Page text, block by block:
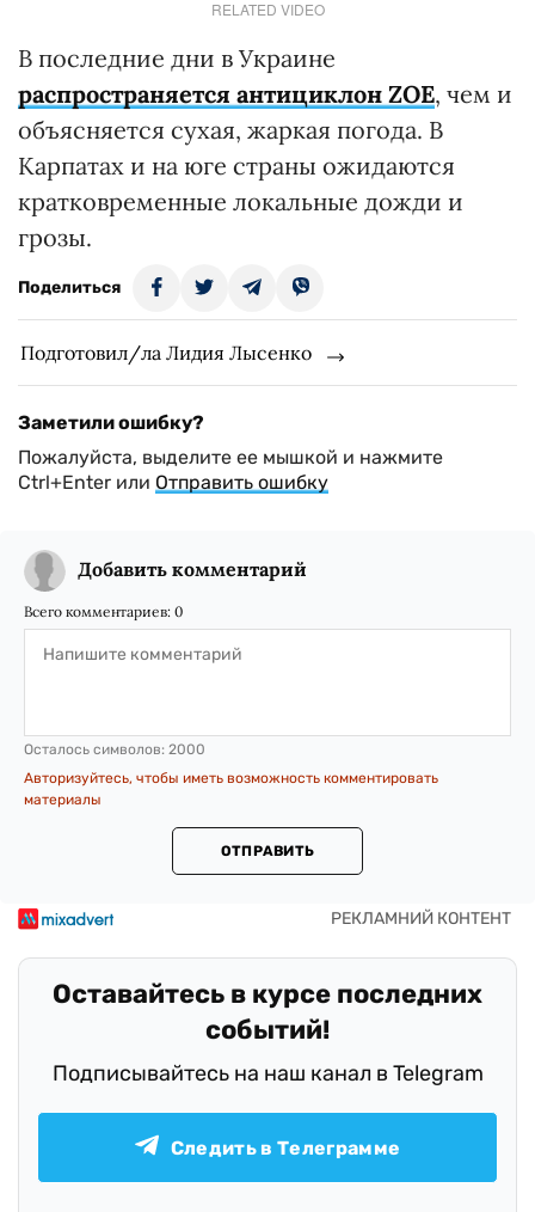
RELATED VIDEO
В последние дни в Украине
распространяется антициклон ZOE, чем и
объясняется сухая, жаркая погода. В
Карпатах и на юге страны ожидаются
кратковременные локальные дожди и
грозы.
Поделиться
Подготовил/ла Лидия Лысенко
Заметили ошибку?
Пожалуйста, выделите ее мышкой и нажмите
Ctrl+Enter или Отправить ошибку
Добавить комментарий
Всего комментариев: 0
Осталось символов: 2000
Авторизуйтесь, чтобы иметь возможность комментировать
материалы
ОТПРАВИТЬ
Оставайтесь в курсе последних
событий!
Подписывайтесь на наш канал в Telegram
Следить в Телеграмме